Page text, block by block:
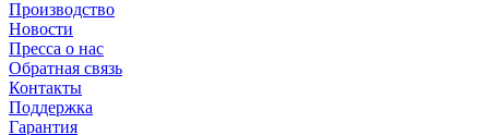
Производство
Новости
Пресса о нас
Обратная связь
Контакты
Поддержка
Гарантия